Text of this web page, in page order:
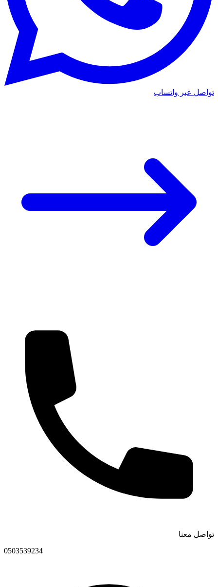
تواصل عبر واتساب
تواصل معنا
0503539234